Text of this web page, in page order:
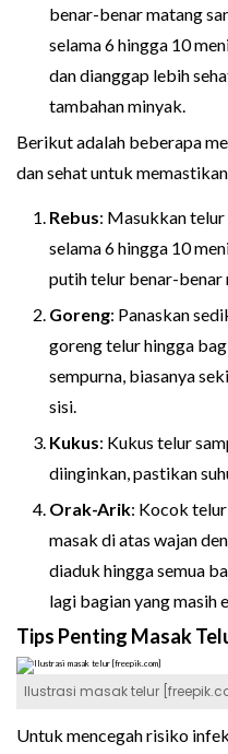
benar-benar matang
selama 6 hingga 10
dan dianggap lebih
tambahan minyak.
Berikut adalah beberapa
dan sehat untuk
Rebus: Masukkan telur
selama 6 hingga 10
putih telur benar-benar
Goreng: Panaskan
goreng telur hingga
sempurna, biasanya
sisi.
Kukus: Kukus telur
diinginkan, pastikan
Orak-Arik: Kocok
masak di atas wajan
diaduk hingga semua
lagi bagian yang masih
Tips Penting Masak
Ilustrasi masak telur
Untuk mencegah risiko